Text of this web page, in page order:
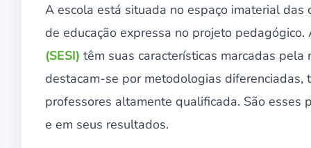
A escola está situada no espaço imaterial das
de educação expressa no projeto
(SESI) têm suas características marcadas
destacam-se por metodologias
professores altamente qualificada. São
e em seus resultados.